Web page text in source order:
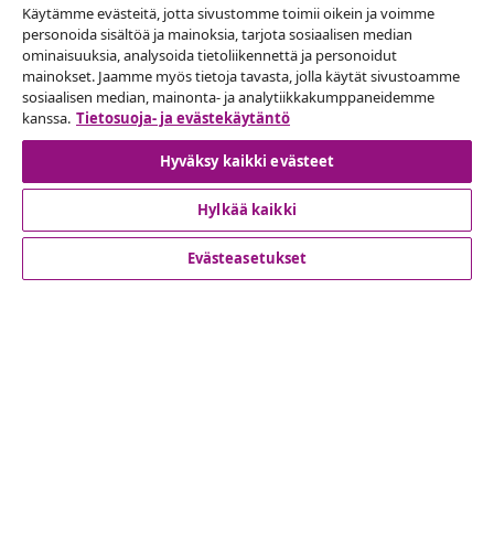
Peruuta tilaus
Lähetä tilauksen peruutuspyyntö.
Peruuta tilaus
Käytämme evästeitä, jotta sivustomme toimii oikein ja voimme
personoida sisältöä ja mainoksia, tarjota sosiaalisen median
ominaisuuksia, analysoida tietoliikennettä ja personoidut
mainokset. Jaamme myös tietoja tavasta, jolla käytät sivustoamme
sosiaalisen median, mainonta- ja analytiikkakumppaneidemme
kanssa. Tietosuoja- ja evästekäytäntö
Hyväksy kaikki evästeet
Hylkää kaikki
Evästeasetukset